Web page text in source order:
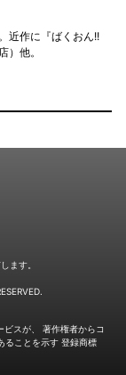
近作に『ばくおん!!
）他。
ます。
スが、
著作権者からコ
ることを示す 登録商標